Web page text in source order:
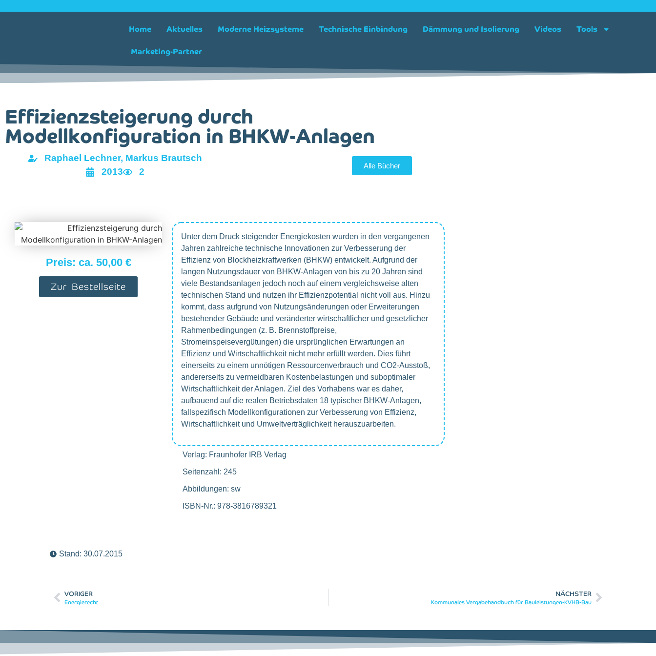
Home Aktuelles Moderne Heizsysteme Technische Einbindung Dämmung und Isolierung Videos Tools
Marketing-Partner
Effizienzsteigerung durch
Modellkonfiguration in BHKW-Anlagen
Raphael Lechner, Markus Brautsch
2013
2
Alle Bücher
Preis: ca. 50,00 €
Zur Bestellseite
Unter dem Druck steigender Energiekosten wurden in den vergangenen
Jahren zahlreiche technische Innovationen zur Verbesserung der
Effizienz von Blockheizkraftwerken (BHKW) entwickelt. Aufgrund der
langen Nutzungsdauer von BHKW-Anlagen von bis zu 20 Jahren sind
viele Bestandsanlagen jedoch noch auf einem vergleichsweise alten
technischen Stand und nutzen ihr Effizienzpotential nicht voll aus. Hinzu
kommt, dass aufgrund von Nutzungsänderungen oder Erweiterungen
bestehender Gebäude und veränderter wirtschaftlicher und gesetzlicher
Rahmenbedingungen (z. B. Brennstoffpreise,
Stromeinspeisevergütungen) die ursprünglichen Erwartungen an
Effizienz und Wirtschaftlichkeit nicht mehr erfüllt werden. Dies führt
einerseits zu einem unnötigen Ressourcenverbrauch und CO2-Ausstoß,
andererseits zu vermeidbaren Kostenbelastungen und suboptimaler
Wirtschaftlichkeit der Anlagen. Ziel des Vorhabens war es daher,
aufbauend auf die realen Betriebsdaten 18 typischer BHKW-Anlagen,
fallspezifisch Modellkonfigurationen zur Verbesserung von Effizienz,
Wirtschaftlichkeit und Umweltverträglichkeit herauszuarbeiten.
Verlag: Fraunhofer IRB Verlag
Seitenzahl: 245
Abbildungen: sw
ISBN-Nr.: 978-3816789321
Stand: 30.07.2015
VORIGER
Energierecht
NÄCHSTER
Kommunales Vergabehandbuch für Bauleistungen-KVHB-Bau